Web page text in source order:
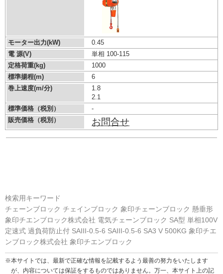
モーター出力(kW)
0.45
電 源(V)
単相 100-115
定格荷重(kg)
1000
標準揚程(m)
6
巻上速度(m/分)
1.8
2.1
標準価格（税別）
-
販売価格（税別）
お問合せ
検索用キーワード
チェーンブロック チェインブロック 象印チェーンブロック 懸垂形
象印チエンブロック株式会社 電気チェーンブロック SA型 単相100V
定速式 過負荷防止付 SAIII-0.5-6 SAIII-0.5-6 SA3 V 500KG 象印チエ
ンブロック株式会社 象印チエンブロック
※本サイトでは、最新で正確な情報を記載するよう最善の努力をいたします
が、内容については保証をするものではありません。万一、本サイト上の記